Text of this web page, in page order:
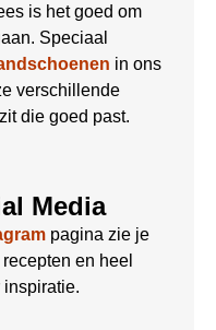
is het goed om
Speciaal
in ons
verschillende
die goed past.
Media
pagina zie je
en heel
inspiratie.